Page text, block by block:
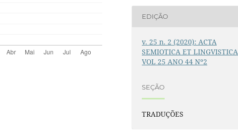
EDIÇÃO
v. 25 n. 2 (2020): ACTA
SEMIOTICA ET LINGVISTICA
VOL 25 ANO 44 Nº2
SEÇÃO
TRADUÇÕES